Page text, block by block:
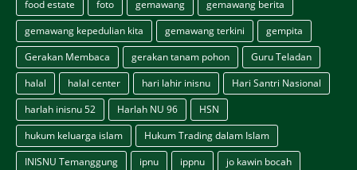
food estate
foto gemawang
gemawang berita
gemawang kepedulian kita
gemawang terkini
gempita
Gerakan Membaca
gerakan tanam pohon
Guru Teladan
halal
halal center hari lahir inisnu
Hari Santri Nasional
harlah inisnu 52
Harlah NU 96
HSN
hukum keluarga islam
Hukum Trading dalam Islam
INISNU Temanggung
ipnu ippnu
jo kawin bocah